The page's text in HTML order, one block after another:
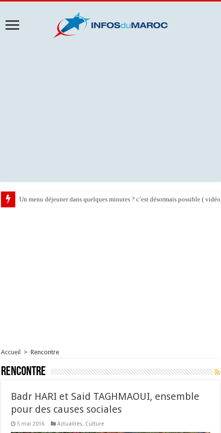
Un menu déjeuner dans quelques minutes ? c’est désormais possible (
Accueil > Rencontre
Rencontre
Badr HARI et Said TAGHMAOUI, ensemble
pour des causes sociales
5 mai 2016 Actualités, Culture